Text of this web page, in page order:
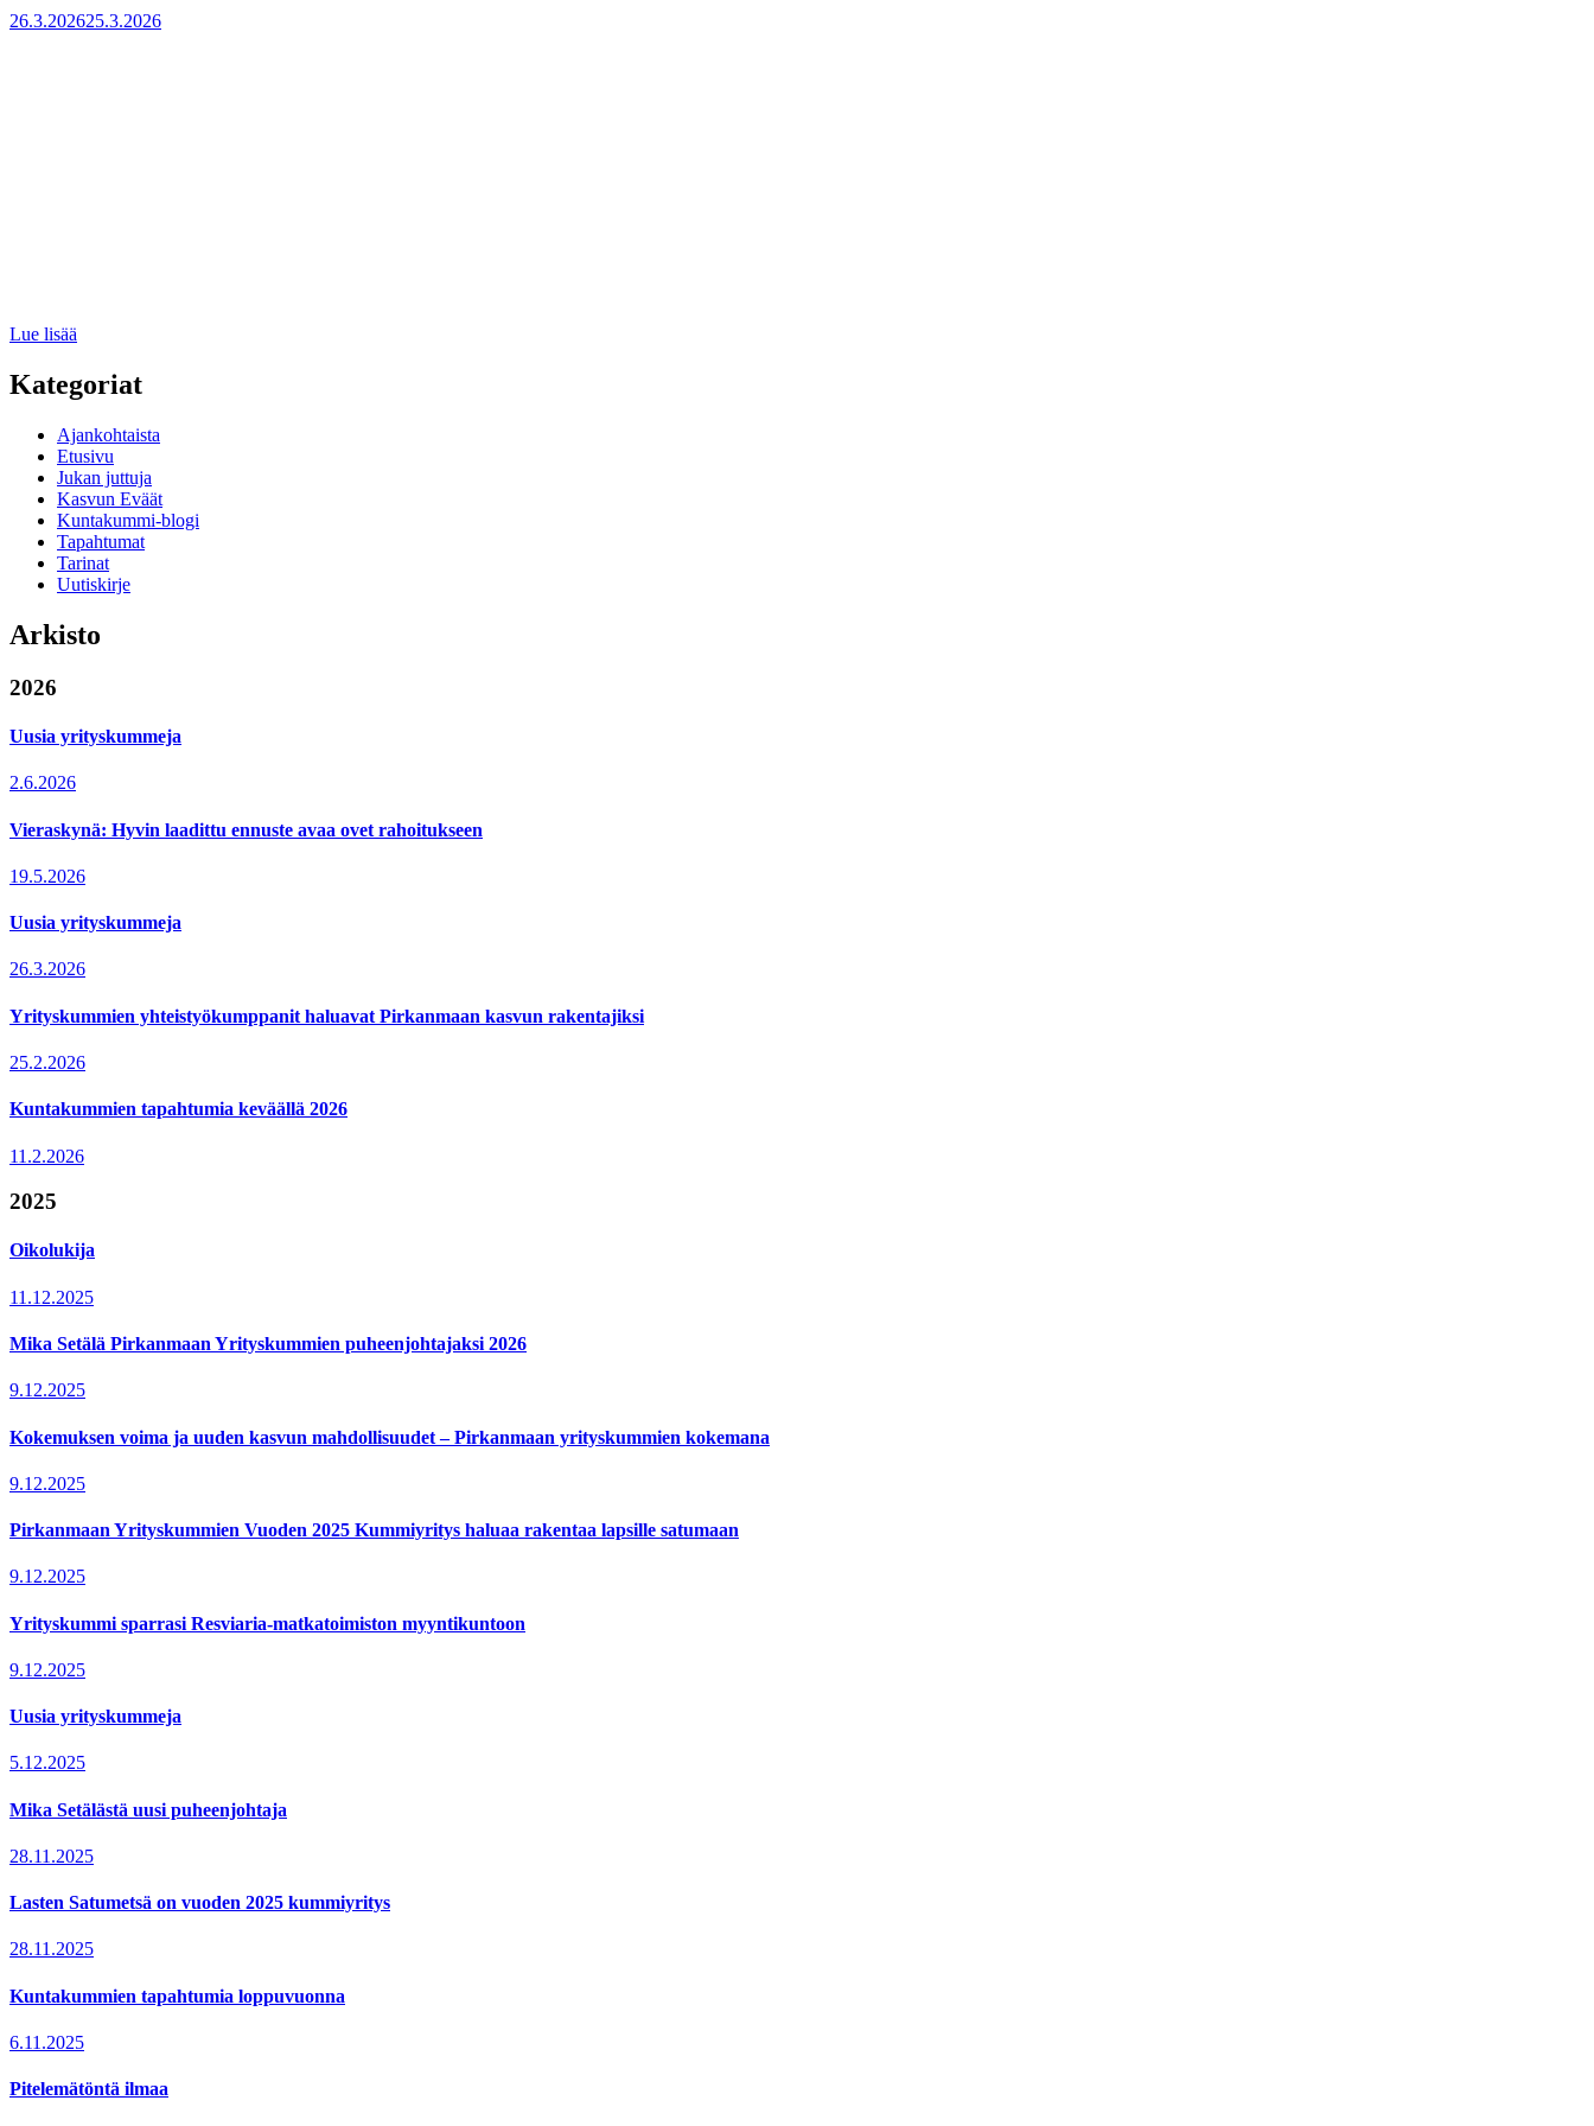
ennuste
avaa
Julkaistu
26.3.202625.3.2026
Lue lisää
yrityskummeja
Kategoriat
Ajankohtaista
Etusivu
Jukan juttuja
Kasvun Eväät
Kuntakummi-blogi
Tapahtumat
Tarinat
Uutiskirje
Arkisto
2026
Uusia yrityskummeja
2.6.2026
Vieraskynä: Hyvin laadittu ennuste avaa ovet rahoitukseen
19.5.2026
Uusia yrityskummeja
26.3.2026
Yrityskummien yhteistyökumppanit haluavat Pirkanmaan kasvun rakentajiksi
25.2.2026
Kuntakummien tapahtumia keväällä 2026
11.2.2026
2025
Oikolukija
11.12.2025
Mika Setälä Pirkanmaan Yrityskummien puheenjohtajaksi 2026
9.12.2025
Kokemuksen voima ja uuden kasvun mahdollisuudet – Pirkanmaan yrityskummien kokemana
9.12.2025
Pirkanmaan Yrityskummien Vuoden 2025 Kummiyritys haluaa rakentaa lapsille satumaan
9.12.2025
Yrityskummi sparrasi Resviaria-matkatoimiston myyntikuntoon
9.12.2025
Uusia yrityskummeja
5.12.2025
Mika Setälästä uusi puheenjohtaja
28.11.2025
Lasten Satumetsä on vuoden 2025 kummiyritys
28.11.2025
Kuntakummien tapahtumia loppuvuonna
6.11.2025
Pitelemätöntä ilmaa